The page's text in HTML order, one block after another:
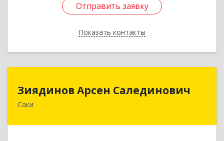
Отправить заявку
Показать контакты
Отправить заявку
Назад
Зиядинов Арсен Салединович
Саки